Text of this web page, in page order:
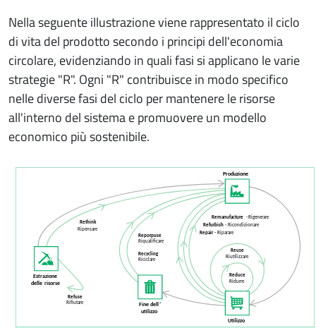
Nella seguente illustrazione viene rappresentato il ciclo
di vita del prodotto secondo i principi dell'economia
circolare, evidenziando in quali fasi si applicano le varie
strategie "R". Ogni "R" contribuisce in modo specifico
nelle diverse fasi del ciclo per mantenere le risorse
all'interno del sistema e promuovere un modello
economico più sostenibile.